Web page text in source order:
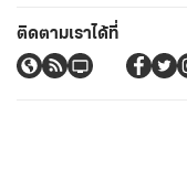
ติดตามเราได้ที่